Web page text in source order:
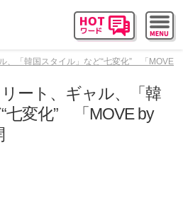
、「韓国スタイル」など“七変化” 「MOVE
ート、ギャル、「韓
七変化” 「MOVE by